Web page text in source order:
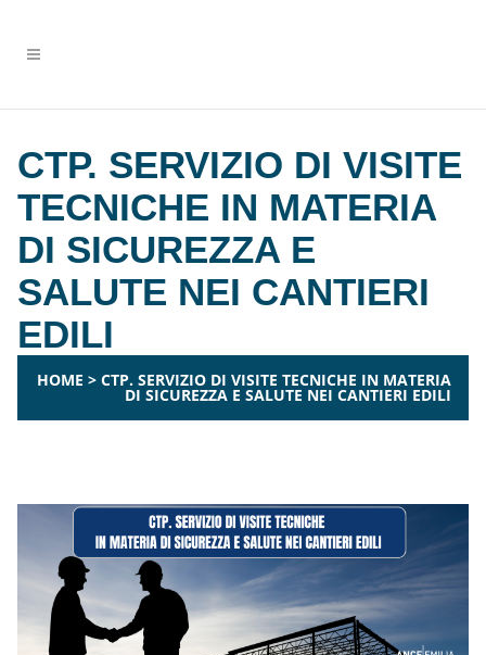
CTP. SERVIZIO DI VISITE
TECNICHE IN MATERIA
DI SICUREZZA E
SALUTE NEI CANTIERI
EDILI
HOME > CTP. SERVIZIO DI VISITE TECNICHE IN MATERIA
DI SICUREZZA E SALUTE NEI CANTIERI EDILI